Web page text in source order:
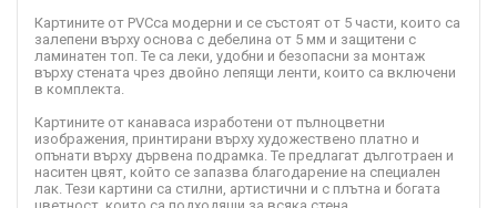
Картините от PVCса модерни и се състоят от 5 части, които са
залепени върху основа с дебелина от 5 мм и защитени с
ламинатен топ. Те са леки, удобни и безопасни за монтаж
върху стената чрез двойно лепящи ленти, които са включени
в комплекта.
Картините от канаваса изработени от пълноцветни
изображения, принтирани върху художествено платно и
опънати върху дървена подрамка. Те предлагат дълготраен и
наситен цвят, който се запазва благодарение на специален
лак. Тези картини са стилни, артистични и с плътна и богата
цветност, които са подходящи за всяка стена.